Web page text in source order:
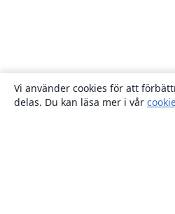
Vi använder cookies för att
delas. Du kan läsa mer i vår